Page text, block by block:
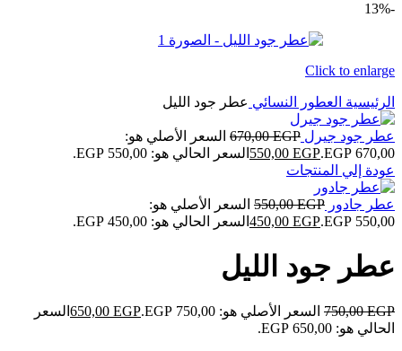
-13%
Click to enlarge
الرئيسية العطور النسائي عطر جود الليل
عطر جود جيرل 670,00EGP
السعر الأصلي هو:
670,00 EGP.
550,00 EGP
السعر الحالي هو: 550,00 EGP.
عودة إلي المنتجات
عطر جادور 550,00EGP
السعر الأصلي هو:
550,00 EGP.
450,00 EGP السعر الحالي هو: 450,00 EGP.
عطر جود الليل
750,00EGP السعر الأصلي هو: 750,00 EGP. 650,00 EGP
السعر
الحالي هو: 650,00 EGP.